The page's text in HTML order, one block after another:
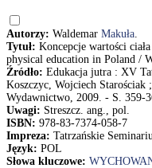
Autorzy: Waldemar Makuła.
Tytuł: Koncepcje wartości
physical education in Poland /
Źródło: Edukacja jutra : XV
Koszczyc, Wojciech
Wydawnictwo, 2009. - S. 359-
Uwagi: Streszcz. ang., pol.
ISBN: 978-83-7374-058-7
Impreza: Tatrzańskie
Język: POL
Słowa kluczowe: